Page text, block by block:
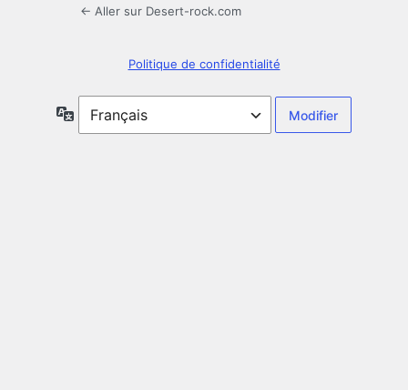
← Aller sur Desert-rock.com
Politique de confidentialité
Langue